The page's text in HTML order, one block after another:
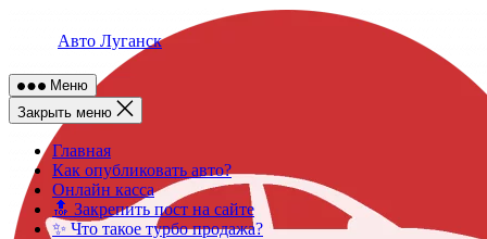
Авто Луганск
Меню
Закрыть меню
Главная
Как опубликовать авто?
Онлайн касса
🔝 Закрепить пост на сайте
✨ Что такое турбо продажа?